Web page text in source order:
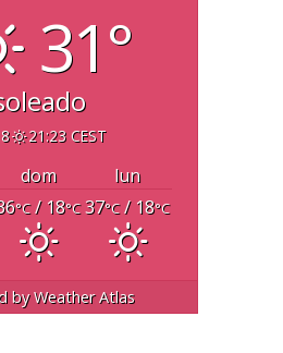
31°
21:23 CEST
dom
lun
°C/ 18°C 37°C/ 18°C
byWeather Atlas